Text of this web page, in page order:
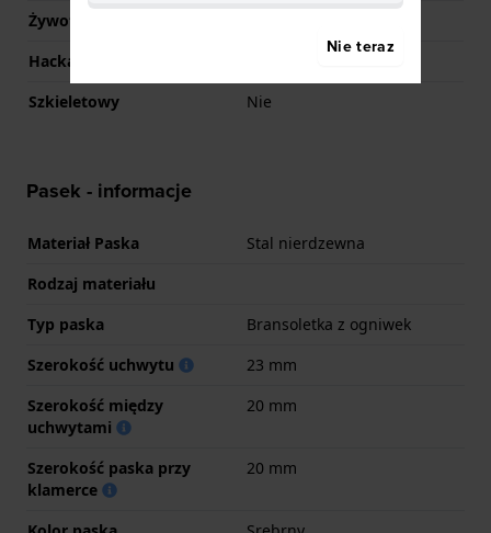
Żywotność baterii
Hackable
Szkieletowy
Nie
Pasek - informacje
Materiał Paska
Stal nierdzewna
Rodzaj materiału
Typ paska
Bransoletka z ogniwek
Szerokość uchwytu
23 mm
Szerokość między
uchwytami
20 mm
Szerokość paska przy
klamerce
20 mm
Nie teraz